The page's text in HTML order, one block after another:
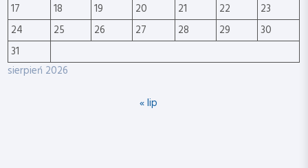
sierpień 2026
17
18 19 20 21 22
23
24
25 26 27 28 29
30
31
« lip